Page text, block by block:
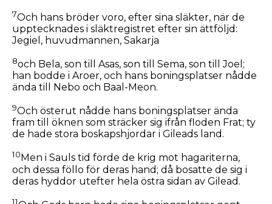
7Och hans bröder voro, efter sina släkter, när de
upptecknades i släktregistret efter sin ättföljd:
Jegiel, huvudmannen, Sakarja
8och Bela, son till Asas, son till Sema, son till Joel;
han bodde i Aroer, och hans boningsplatser nådde
ända till Nebo och Baal-Meon.
9Och österut nådde hans boningsplatser ända
fram till öknen som sträcker sig ifrån floden Frat; ty
de hade stora boskapshjordar i Gileads land.
10Men i Sauls tid förde de krig mot hagariterna,
och dessa föllo för deras hand; då bosatte de sig i
deras hyddor utefter hela östra sidan av Gilead.
11